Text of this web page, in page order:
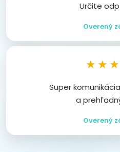
Určite
Overený
Super
a
Overený